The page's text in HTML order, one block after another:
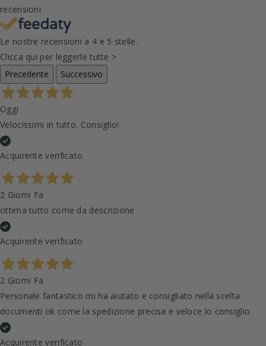
recensioni
Le nostre recensioni a 4 e 5 stelle.
Clicca qui per leggerle tutte >
Precedente
Successivo
Oggi
Velocissimi in tutto. Consiglio!
Acquirente verificato
2 Giorni Fa
ottima tutto come da descrizione
Acquirente verificato
2 Giorni Fa
Personale fantastico mi ha aiutato e consigliato nella scelta
documenti ok come la spedizione precisa e veloce lo consiglio
Acquirente verificato